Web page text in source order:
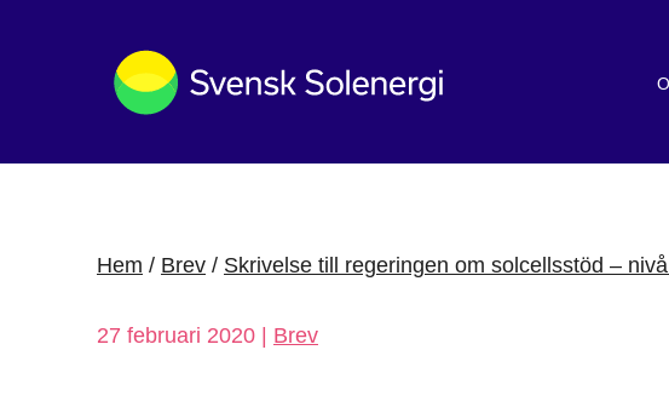
Hem / Brev / Skrivelse till regeringen om solcellsstöd –
27 februari 2020 | Brev